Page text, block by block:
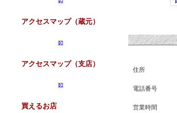
住所
電話番号
営業時間
アクセスマップ（蔵元）
アクセスマップ（支店）
買えるお店